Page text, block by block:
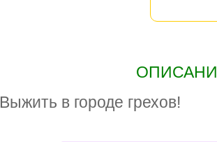
Выжить в городе грехов!